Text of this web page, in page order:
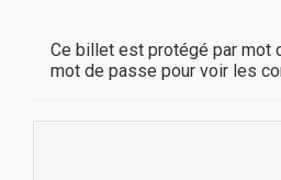
Ce billet est protégé par mot
mot de passe pour voir les